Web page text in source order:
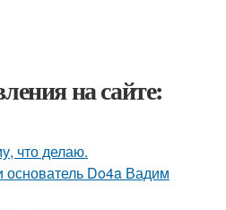
на сайте:
что делаю.
основатель Do4a Вадим